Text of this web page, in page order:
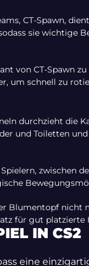
CT-Spawn,
sie wichtige
von CT-Spawn
um schnell zu
durchzieht die
und Toiletten
zwischen
Blumentopf nicht
für gut platzierte
IN CS2
eine